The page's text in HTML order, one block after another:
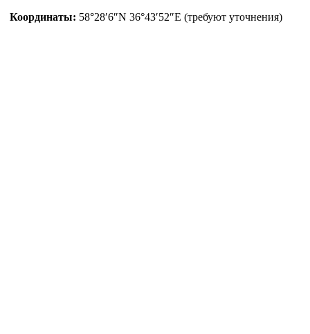
Координаты: 58°28′6″N 36°43′52″E (требуют уточнения)